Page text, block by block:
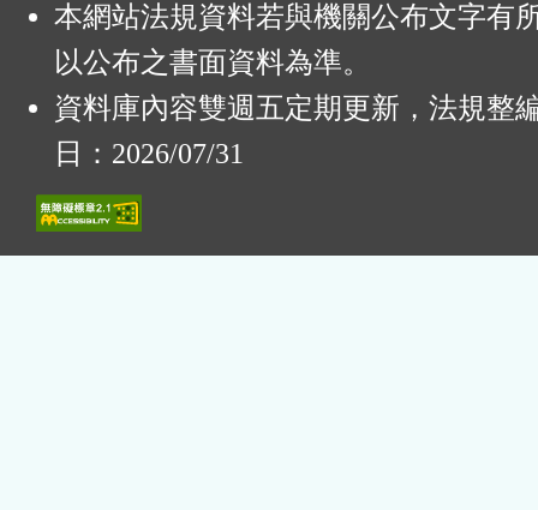
本網站法規資料若與機關公布文字有
以公布之書面資料為準。
資料庫內容雙週五定期更新，法規整
日：2026/07/31